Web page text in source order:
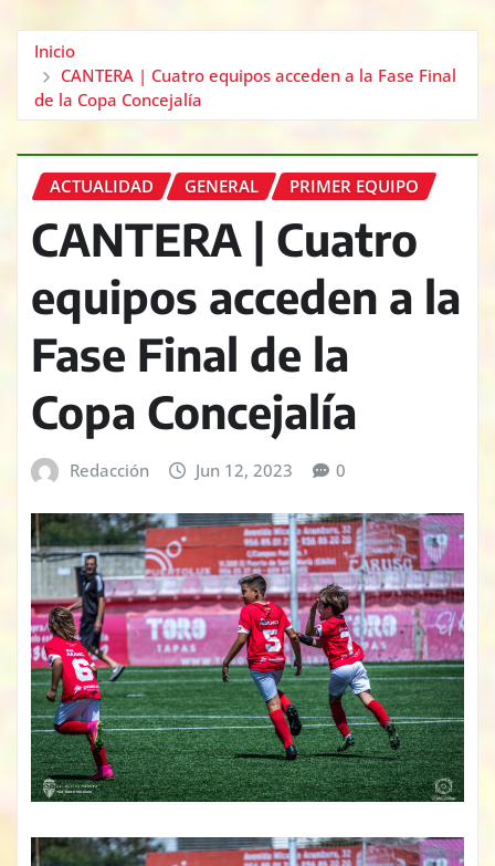
Inicio
CANTERA | Cuatro equipos acceden a la Fase Final
de la Copa Concejalía
ACTUALIDAD GENERAL PRIMER EQUIPO
CANTERA | Cuatro
equipos acceden a la
Fase Final de la
Copa Concejalía
Redacción Jun 12, 2023 0